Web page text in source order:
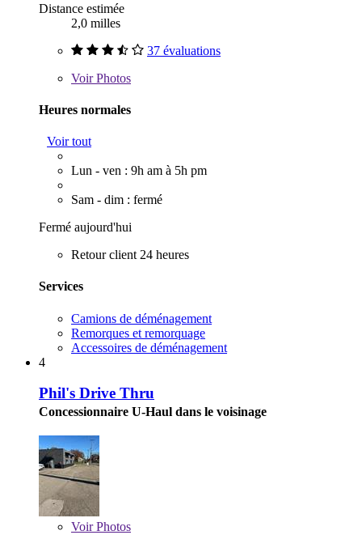
Distance estimée
2,0 milles
37 évaluations
VoirPhotos
Heures normales
Voir tout
Lun - ven : 9h am à 5h pm
Sam - dim : fermé
Fermé aujourd'hui
Retour client 24 heures
Services
Camions de déménagement
Remorques et remorquage
Accessoires de déménagement
4
Phil's Drive Thru
Concessionnaire U-Haul dans le voisinage
VoirPhotos